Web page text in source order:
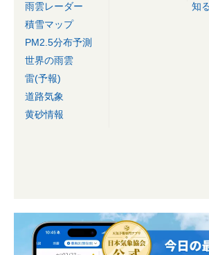
雨雲レーダー
積雪マップ
PM2.5分布予測
世界の雨雲
雷(予報)
道路気象
黄砂情報
知